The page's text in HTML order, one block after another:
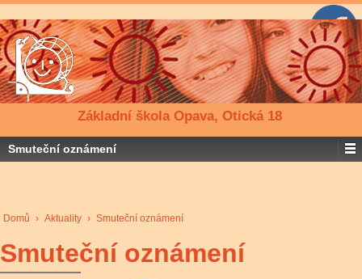
Základní škola Opava, Otická 18
Smuteční oznámení
Domů › Aktuality › Smuteční oznámení
Smuteční oznámení